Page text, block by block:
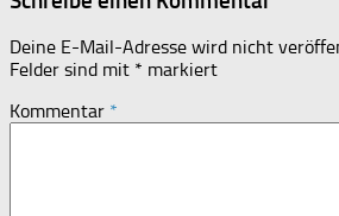
Deine E-Mail-Adresse wird nicht
Felder sind mit * markiert
Kommentar *